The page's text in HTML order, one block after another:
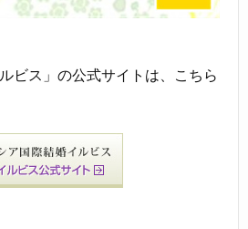
ビス」の公式サイトは、こちら